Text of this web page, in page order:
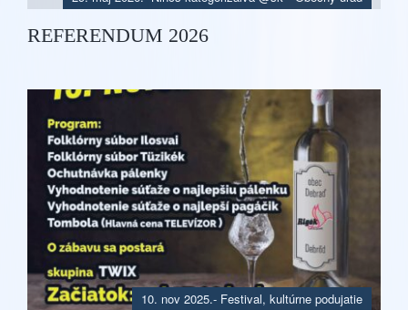
REFERENDUM 2026
- Festival, kultúrne podujatie
10. nov 2025.